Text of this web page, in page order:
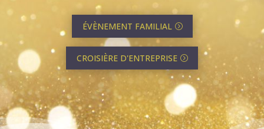
ÉVÈNEMENT FAMILIAL
CROISIÈRE D'ENTREPRISE